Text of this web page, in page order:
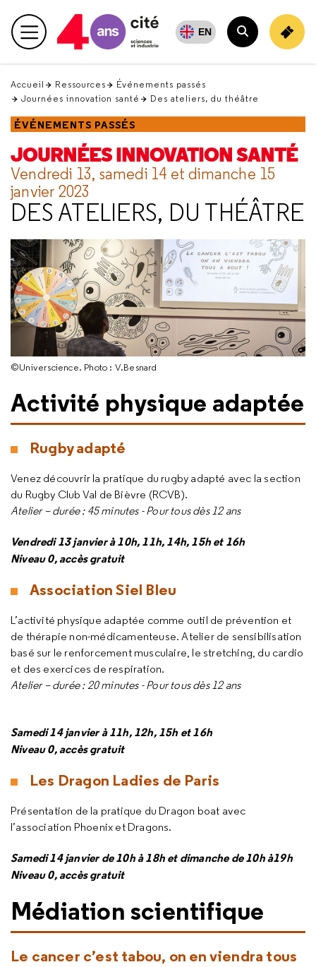
en
haut Menu principal EN
Rechercher
Accueil Ressources
Événements passés
Journées innovation santé
Des ateliers, du théâtre
ÉVÉNEMENTS PASSÉS
JOURNÉES INNOVATION SANTÉ
Vendredi 13, samedi 14 et dimanche 15
janvier 2023
DES ATELIERS, DU THÉÂTRE
©Universcience. Photo : V.Besnard
Activité physique adaptée
Rugby adapté
Venez découvrir la pratique du rugby adapté avec la section
du Rugby Club Val de Bièvre (RCVB).
Atelier – durée : 45 minutes - Pour tous dès 12 ans
Vendredi 13 janvier à 10h, 11h, 14h, 15h et 16h
Niveau 0, accès gratuit
Association Siel Bleu
L’activité physique adaptée comme outil de prévention et
de thérapie non-médicamenteuse. Atelier de sensibilisation
basé sur le renforcement musculaire, le stretching, du cardio
et des exercices de respiration.
Atelier – durée : 20 minutes - Pour tous dès 12 ans
Samedi 14 janvier à 11h, 12h, 15h et 16h
Niveau 0, accès gratuit
Les Dragon Ladies de Paris
Présentation de la pratique du Dragon boat avec
l’association Phoenix et Dragons.
Samedi 14 janvier de 10h à 18h et dimanche de 10h à19h
Niveau 0, accès gratuit
Médiation scientifique
Le cancer c’est tabou, on en viendra tous